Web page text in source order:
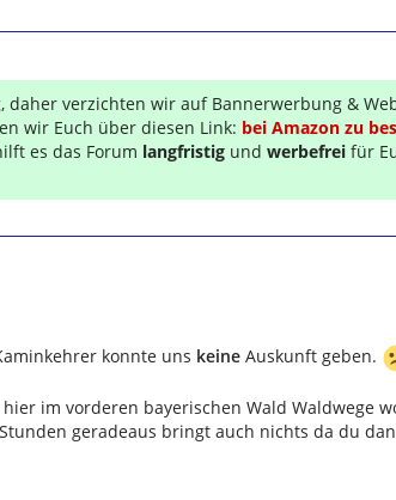
daher verzichten wir auf Bannerwerbung &
wir Euch über diesen Link: bei Amazon zu
es das Forum langfristig und werbefrei für
konnte uns keine Auskunft geben.
hier im vorderen bayerischen Wald Waldwege
geradeaus bringt auch nichts da du